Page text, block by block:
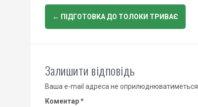
Post
navigation
← ПІДГОТОВКА ДО ТОЛОКИ ТРИВАЄ
Залишити відповідь
Ваша e-mail адреса не оприлюднюватиметься.
Коментар*